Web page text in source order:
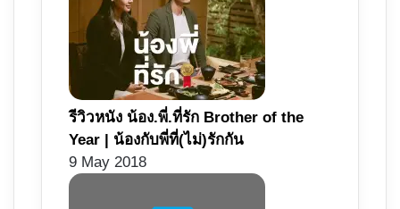
รีวิวหนัง น้อง.พี่.ที่รัก Brother of the
Year | น้องกับพี่ที่(ไม่)รักกัน
9 May 2018